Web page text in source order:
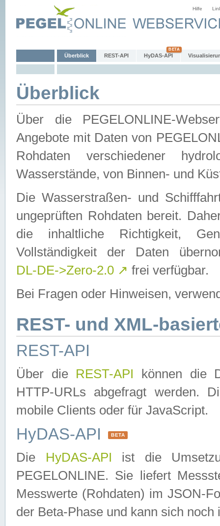
Hilfe
Überblick REST-API HyDAS-API
Überblick
Über die PEGELONLINE-
Angebote mit Daten von
Rohdaten verschiedener
Wasserstände, von Binnen- und
Die Wasserstraßen- und
ungeprüften Rohdaten bereit.
die inhaltliche Richtigkeit,
Vollständigkeit der Daten
DL-DE->Zero-2.0 ↗ frei verfügbar.
Bei Fragen oder Hinweisen,
REST- und XML-
REST-API
Über die REST-API können die
HTTP-URLs abgefragt werden.
mobile Clients oder für JavaScript.
HyDAS-API BETA
Die HyDAS-API ist die
PEGELONLINE. Sie liefert
Messwerte (Rohdaten) im JSON-
der Beta-Phase und kann sich noch